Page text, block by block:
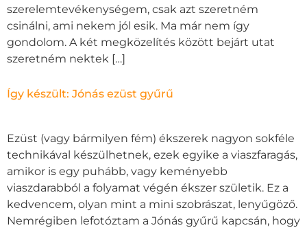
szerelemtevékenységem, csak azt szeretném
csinálni, ami nekem jól esik. Ma már nem így
gondolom. A két megközelítés között bejárt utat
szeretném nektek […]
Így készült: Jónás ezüst gyűrű
Ezüst (vagy bármilyen fém) ékszerek nagyon sokféle
technikával készülhetnek, ezek egyike a viaszfaragás,
amikor is egy puhább, vagy keményebb
viaszdarabból a folyamat végén ékszer születik. Ez a
kedvencem, olyan mint a mini szobrászat, lenyűgöző.
Nemrégiben lefotóztam a Jónás gyűrű kapcsán, hogy